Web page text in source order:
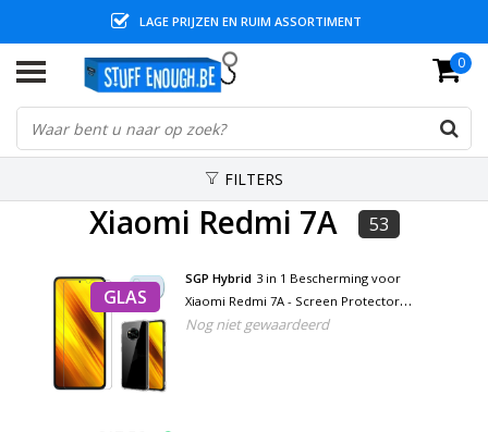
LAGE PRIJZEN EN RUIM ASSORTIMENT
0
FILTERS
Xiaomi Redmi 7A 53
GLAS
SGP Hybrid 3 in 1 Bescherming voor
Xiaomi Redmi 7A - Screen Protector
Tempered Glass + Camera Protector +
Nog niet gewaardeerd